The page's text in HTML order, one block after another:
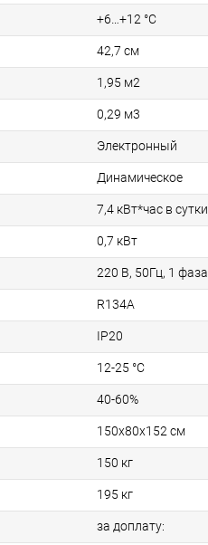
+6…+12 °C
42,7 см
1,95 м2
0,29 м3
Электронный
Динамическое
7,4 кВт*час в сутки
0,7 кВт
220 В, 50Гц, 1 фаза
R134А
IP20
12-25 °С
40-60%
150х80х152 см
150 кг
195 кг
за доплату: